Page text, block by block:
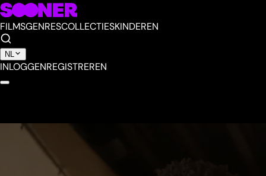
FILMSGENRESCOLLECTIESKINDEREN
NL
INLOGGENREGISTREREN